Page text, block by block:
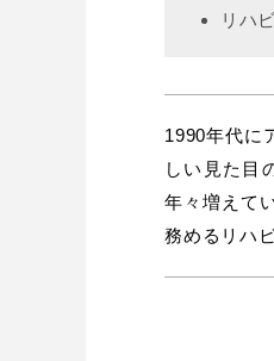
リハ
1990年代に
しい見た目
年々増えて
務めるリハ